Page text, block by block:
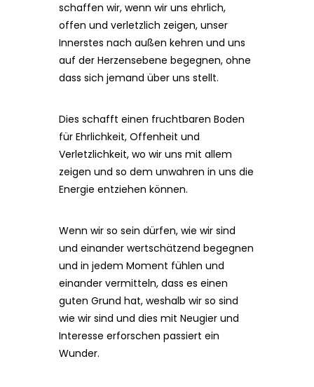
schaffen wir, wenn wir uns ehrlich,
offen und verletzlich zeigen, unser
Innerstes nach außen kehren und uns
auf der Herzensebene begegnen, ohne
dass sich jemand über uns stellt.
Dies schafft einen fruchtbaren Boden
für Ehrlichkeit, Offenheit und
Verletzlichkeit, wo wir uns mit allem
zeigen und so dem unwahren in uns die
Energie entziehen können.
Wenn wir so sein dürfen, wie wir sind
und einander wertschätzend begegnen
und in jedem Moment fühlen und
einander vermitteln, dass es einen
guten Grund hat, weshalb wir so sind
wie wir sind und dies mit Neugier und
Interesse erforschen passiert ein
Wunder.